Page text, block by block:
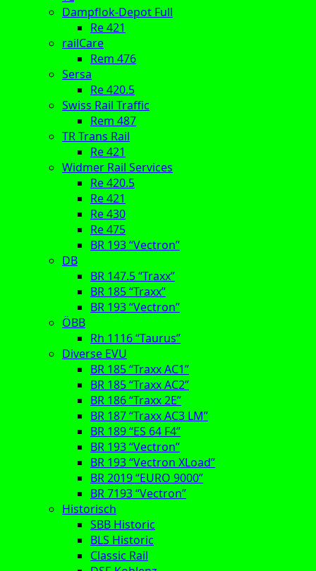
Dampflok-Depot Full
Re 421
railCare
Rem 476
Sersa
Re 420.5
Swiss Rail Traffic
Rem 487
TR Trans Rail
Re 421
Widmer Rail Services
Re 420.5
Re 421
Re 430
Re 475
BR 193 “Vectron”
DB
BR 147.5 “Traxx”
BR 185 “Traxx”
BR 193 “Vectron”
ÖBB
Rh 1116 “Taurus”
Diverse EVU
BR 185 “Traxx AC1”
BR 185 “Traxx AC2”
BR 186 “Traxx 2E”
BR 187 “Traxx AC3 LM”
BR 189 “ES 64 F4”
BR 193 “Vectron”
BR 193 “Vectron XLoad”
BR 2019 “EURO 9000”
BR 7193 “Vectron”
Historisch
SBB Historic
BLS Historic
Classic Rail